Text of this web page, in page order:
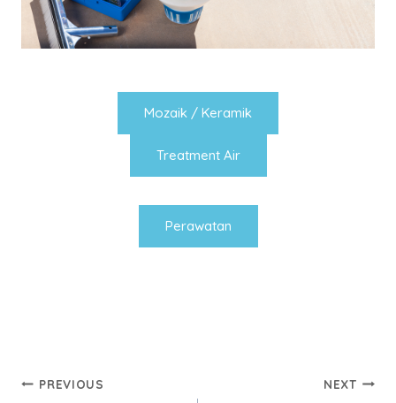
Mozaik / Keramik
Treatment Air
Perawatan
Post
PREVIOUS NEXT